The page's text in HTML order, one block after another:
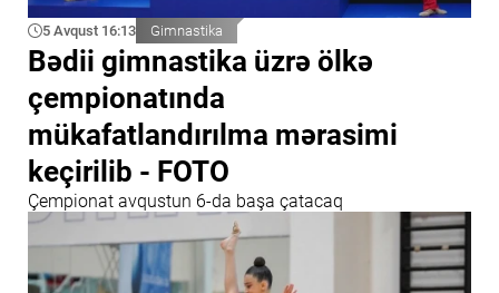
5 Avqust 16:13 Gimnastika
Bədii gimnastika üzrə ölkə
çempionatında
mükafatlandırılma mərasimi
keçirilib - FOTO
Çempionat avqustun 6-da başa çatacaq